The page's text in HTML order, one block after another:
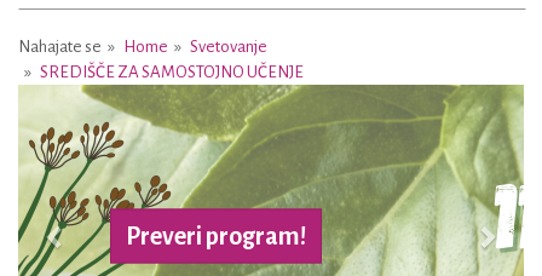
Nahajate se Home
Svetovanje
SREDIŠČE ZA SAMOSTOJNO UČENJE
Preveri program!
Previous Next